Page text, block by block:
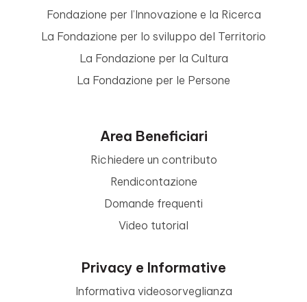
Fondazione per l’Innovazione e la Ricerca
La Fondazione per lo sviluppo del Territorio
La Fondazione per la Cultura
La Fondazione per le Persone
Area Beneficiari
Richiedere un contributo
Rendicontazione
Domande frequenti
Video tutorial
Privacy e Informative
Informativa videosorveglianza